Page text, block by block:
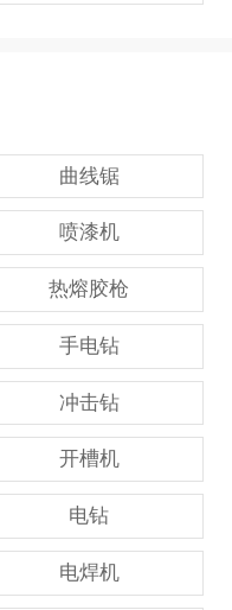
曲线锯
喷漆机
热熔胶枪
手电钻
冲击钻
开槽机
电钻
电焊机